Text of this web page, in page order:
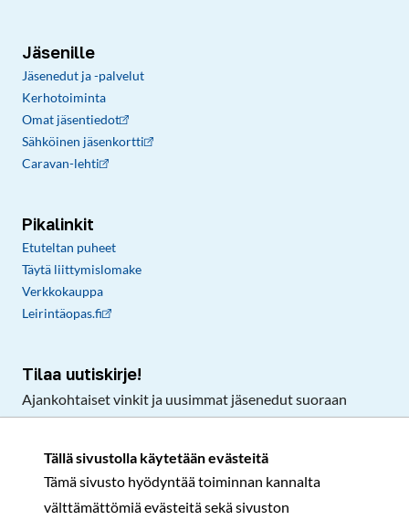
Tällä sivustolla käytetään evästeitä
Tämä sivusto hyödyntää toiminnan kannalta
välttämättömiä evästeitä sekä sivuston
Jäsenille
Jäsenedut ja -palvelut
Kerhotoiminta
Omat jäsentiedot
Sähköinen jäsenkortti
Caravan-lehti
Pikalinkit
Etuteltan puheet
Täytä liittymislomake
Verkkokauppa
Leirintäopas.fi
Tilaa uutiskirje!
Ajankohtaiset vinkit ja uusimmat jäsenedut suoraan